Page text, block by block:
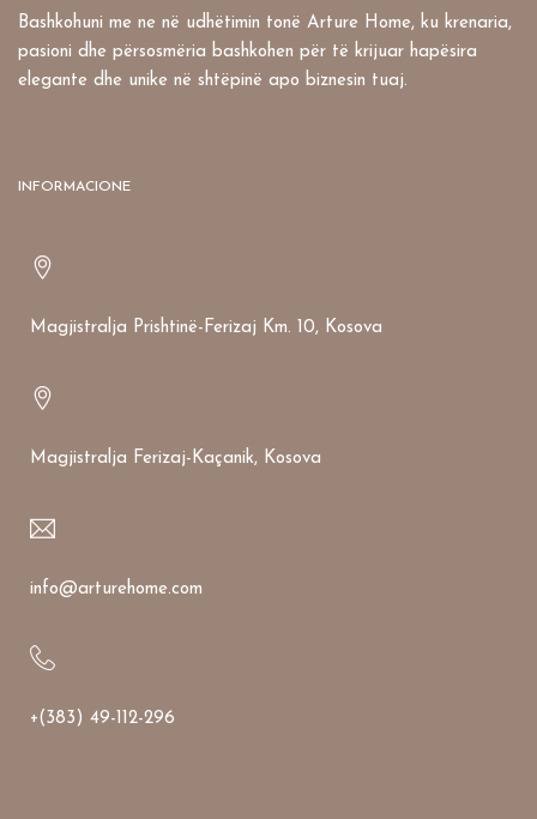
Bashkohuni me ne në udhëtimin tonë Arture Home, ku krenaria,
pasioni dhe përsosmëria bashkohen për të krijuar hapësira
elegante dhe unike në shtëpinë apo biznesin tuaj.
INFORMACIONE
Magjistralja Prishtinë-Ferizaj Km. 10, Kosova
Magjistralja Ferizaj-Kaçanik, Kosova
info@arturehome.com
+(383) 49-112-296